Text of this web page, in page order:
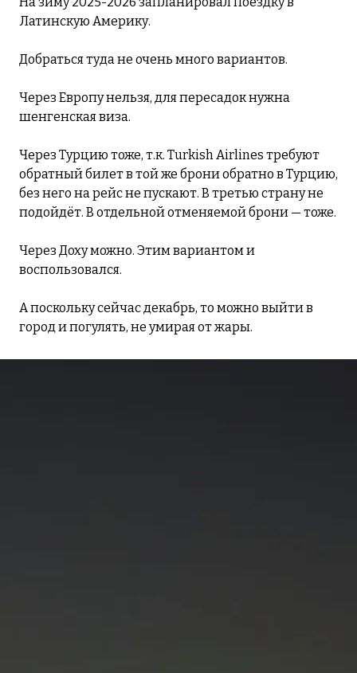
Латинскую Америку.
Добраться туда не очень много вариантов.
Через Европу нельзя, для пересадок нужна
шенгенская виза.
Через Турцию тоже, т.к. Turkish Airlines требуют
обратный билет в той же брони обратно в Турцию,
без него на рейс не пускают. В третью страну не
подойдёт. В отдельной отменяемой брони — тоже.
Через Доху можно. Этим вариантом и
воспользовался.
А поскольку сейчас декабрь, то можно выйти в
город и погулять, не умирая от жары.